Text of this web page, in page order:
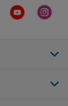
de Allianz
Twitter de
sur la page
Aller sur la
Aller